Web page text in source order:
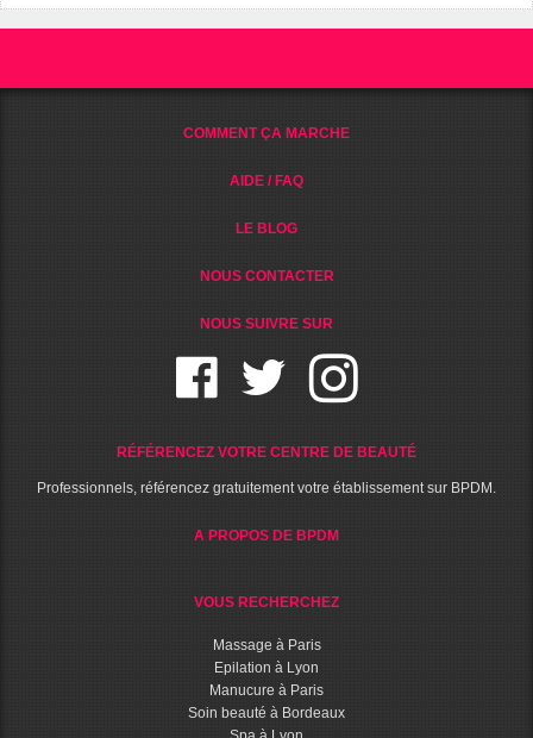
COMMENT ÇA MARCHE
AIDE / FAQ
LE BLOG
NOUS CONTACTER
NOUS SUIVRE SUR
RÉFÉRENCEZ VOTRE CENTRE DE BEAUTÉ
Professionnels, référencez gratuitement votre établissement sur BPDM.
A PROPOS DE BPDM
VOUS RECHERCHEZ
Massage à Paris
Epilation à Lyon
Manucure à Paris
Soin beauté à Bordeaux